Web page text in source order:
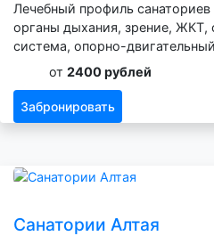
Лечебный профиль
органы дыхания, зрение, ЖКТ,
система, опорно-
от 2400 рублей
Забронировать
Санатории Алтая